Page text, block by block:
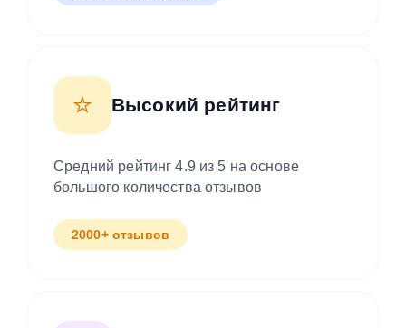
⭐ Высокий рейтинг
Средний рейтинг 4.9 из 5 на основе
большого количества отзывов
2000+ отзывов